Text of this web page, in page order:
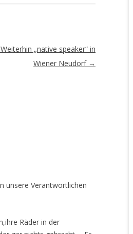
„native speaker“ in
Wiener Neudorf →
unsere Verantwortlichen
Räder in der